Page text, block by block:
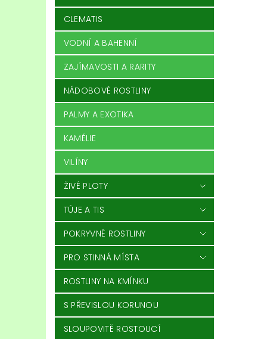
CLEMATIS
VODNÍ A BAHENNÍ
ZAJÍMAVOSTI A RARITY
NÁDOBOVÉ ROSTLINY
PALMY A EXOTIKA
KAMÉLIE
VILÍNY
ŽIVÉ PLOTY
TÚJE A TIS
POKRYVNÉ ROSTLINY
PRO STINNÁ MÍSTA
ROSTLINY NA KMÍNKU
S PŘEVISLOU KORUNOU
SLOUPOVITĚ ROSTOUCÍ